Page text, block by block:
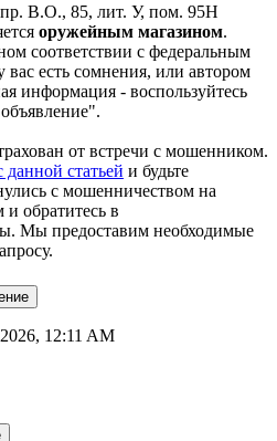
В.О., 85, лит. У, пом. 95Н
оружейным магазином.
соответствии с федеральным
вас есть сомнения, или автором
информация - воспользуйтесь
от встречи с мошенником.
данной статьей и будьте
с мошенничеством на
и обратитесь в
Мы предоставим необходимые
12:11 AM